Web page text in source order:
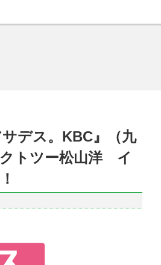
デス。KBC』（九
トツー松山洋 イ